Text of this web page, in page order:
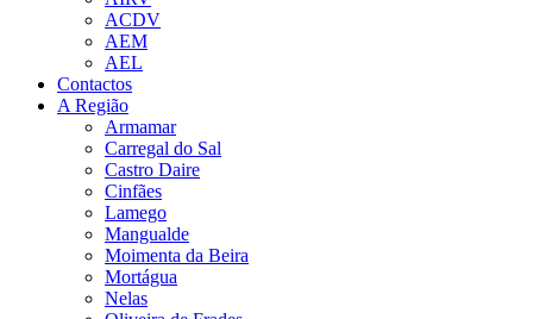
ACDV
AEM
AEL
Contactos
A Região
Armamar
Carregal do Sal
Castro Daire
Cinfães
Lamego
Mangualde
Moimenta da Beira
Mortágua
Nelas